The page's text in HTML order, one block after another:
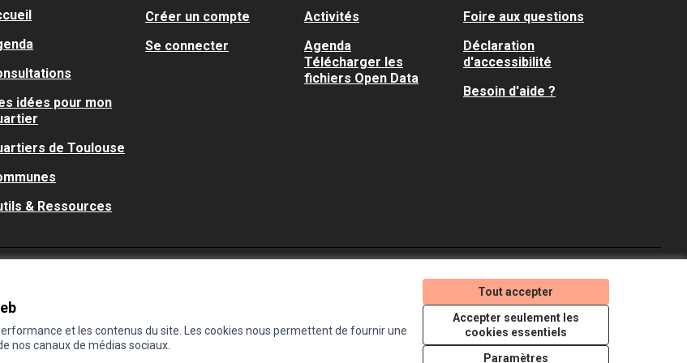
et les contenus du site. Les cookies nous permettent de fournir une
nos canaux de médias sociaux.
Tout accepter
Accepter seulement les
cookies essentiels
Paramètres
idées pour mon
de Toulouse
& Ressources
Créer un compte
Se connecter
Activités
Agenda
Télécharger les
fichiers Open Data
Foire aux questions
Déclaration
d'accessibilité
Besoin d'aide ?
(Lien externe)
(Lien externe)
(Lien externe)
Licence Creative
(Lien externe)